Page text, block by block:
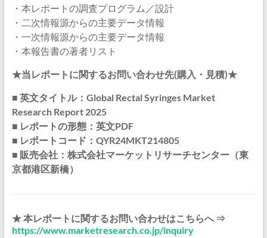
・本レポートの調査プログラム／設計
・二次情報源からの主要データ情報
・一次情報源からの主要データ情報
・本報告書の著者リスト
★当レポートに関するお問い合わせ先(購入・見積)★
■ 英文タイトル：Global Rectal Syringes Market
Research Report 2025
■ レポートの形態：英文PDF
■ レポートコード：QYR24MKT214805
■ 販売会社：株式会社マーケットリサーチセンター（東
京都港区新橋）
★ 本レポートに関するお問い合わせはこちらへ ⇒
https://www.marketresearch.co.jp/inquiry